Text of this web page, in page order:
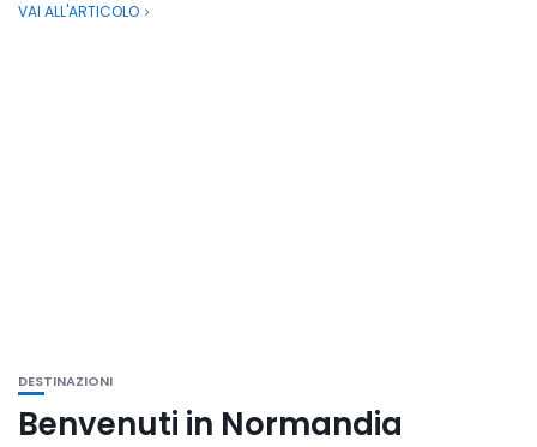
VAI ALL'ARTICOLO
DESTINAZIONI
Benvenuti in Normandia